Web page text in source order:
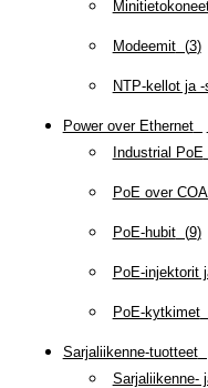
Modeemit(3)
NTP-kellot ja
Power over Ethernet(
Industrial PoE
PoE over
PoE-hubit(9)
PoE-injektorit
PoE-kytkimet
Sarjaliikenne-tuotteet(
Sarjaliikenne-